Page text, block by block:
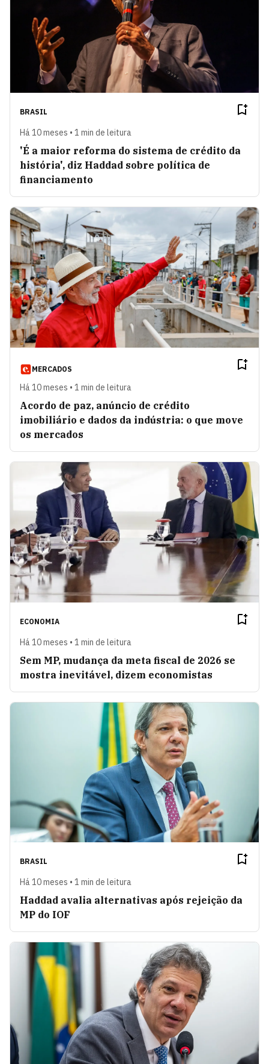
BRASIL
Há 10 meses • 1 min de leitura
'É a maior reforma do sistema de crédito da
história', diz Haddad sobre política de
financiamento
MERCADOS
Há 10 meses • 1 min de leitura
Acordo de paz, anúncio de crédito
imobiliário e dados da indústria: o que move
os mercados
ECONOMIA
Há 10 meses • 1 min de leitura
Sem MP, mudança da meta fiscal de 2026 se
mostra inevitável, dizem economistas
BRASIL
Há 10 meses • 1 min de leitura
Haddad avalia alternativas após rejeição da
MP do IOF